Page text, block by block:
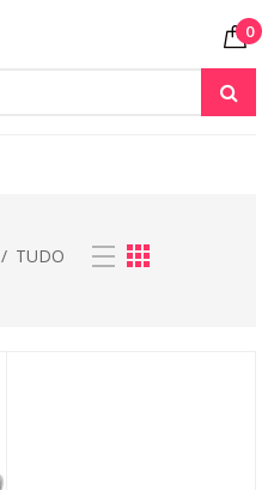
0
/ TUDO